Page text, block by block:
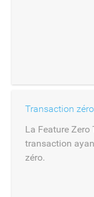
Transaction zéro
La Feature Zero
transaction
zéro.